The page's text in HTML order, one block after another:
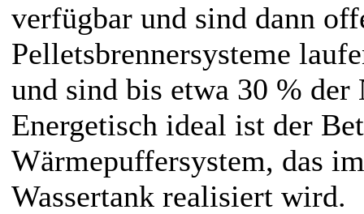
verfügbar und sind dann
Pelletsbrennersysteme
und sind bis etwa 30 % der
Energetisch ideal ist der
Wärmepuffersystem, das
Wassertank realisiert wird.